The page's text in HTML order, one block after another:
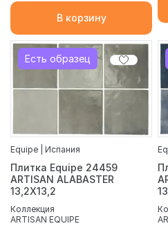
В корзину
Есть образец
Equipe | Испания
Плитка Equipe 24459
ARTISAN ALABASTER
13,2X13,2
Коллекция
ARTISAN EQUIPE